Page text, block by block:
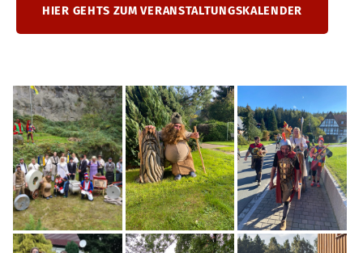
HIER GEHTS ZUM VERANSTALTUNGSKALENDER